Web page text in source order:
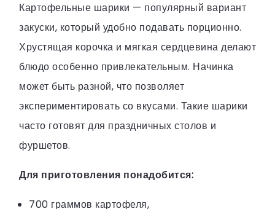
Картофельные шарики — популярный вариант
закуски, который удобно подавать порционно.
Хрустящая корочка и мягкая сердцевина делают
блюдо особенно привлекательным. Начинка
может быть разной, что позволяет
экспериментировать со вкусами. Такие шарики
часто готовят для праздничных столов и
фуршетов.
Для приготовления понадобится:
700 граммов картофеля,